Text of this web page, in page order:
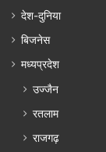
देश-दुनिया
बिजनेस
मध्यप्रदेश
उज्जैन
रतलाम
राजगढ़